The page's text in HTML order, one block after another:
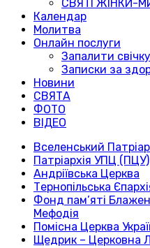
СВЯТІ ЖІНКИ-
Календар
Молитва
Онлайн послуги
Запалити свічку
Записки за
Новини
СВЯТА
ФОТО
ВІДЕО
Вселенський
Патріархія УПЦ (ПЦУ)
Андріївська Церква
Тернопільська
Фонд пам’яті
Мефодія
Помісна Церква
Щедрик – Церковна